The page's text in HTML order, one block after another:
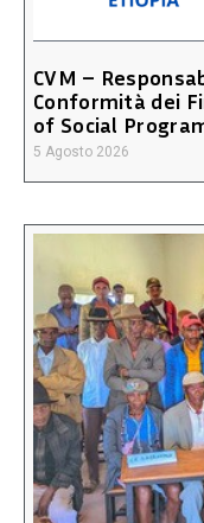
CVM –
Conformità dei
of Social
5 Agosto 2026